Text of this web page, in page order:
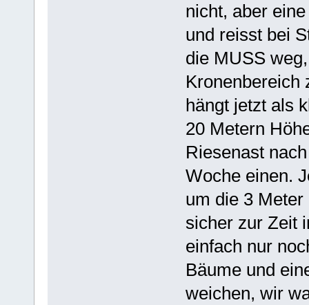
nicht, aber
und reisst bei
die MUSS
Kronenbereich
hängt jetzt als
20 Metern
Riesenast
Woche einen.
um die 3
sicher zur Zeit
einfach nur
Bäume und
weichen, wir